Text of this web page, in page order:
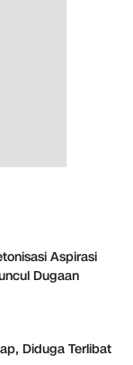
Aspirasi
Dugaan
Diduga Terlibat